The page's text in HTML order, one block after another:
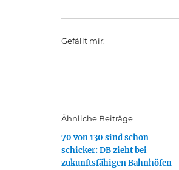
Gefällt mir:
Ähnliche Beiträge
70 von 130 sind schon
schicker: DB zieht bei
zukunftsfähigen Bahnhöfen